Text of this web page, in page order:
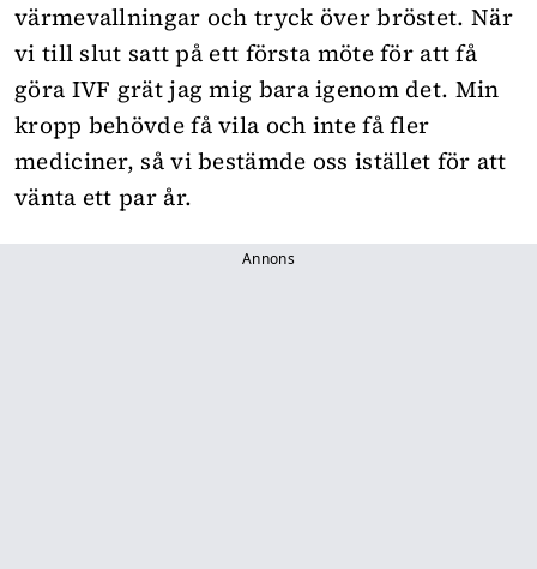
värmevallningar och tryck över bröstet. När
vi till slut satt på ett första möte för att få
göra IVF grät jag mig bara igenom det. Min
kropp behövde få vila och inte få fler
mediciner, så vi bestämde oss istället för att
vänta ett par år.
Annons